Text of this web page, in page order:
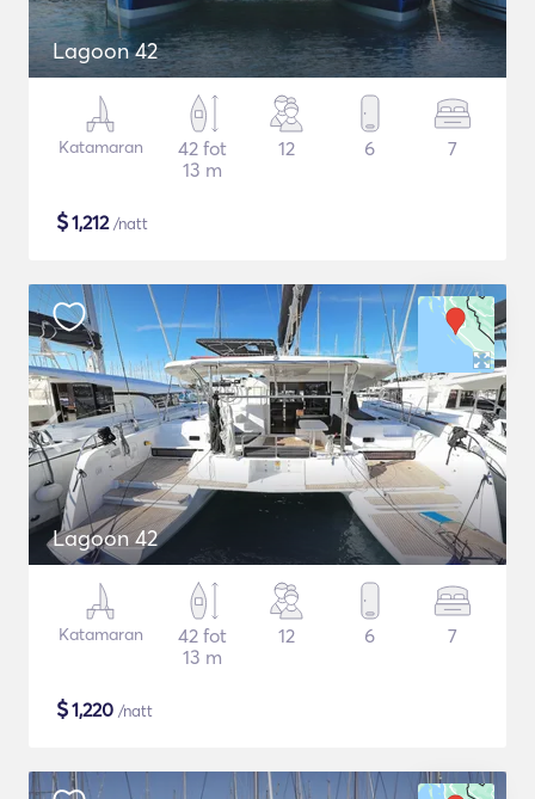
Lagoon 42
Katamaran
42 fot
13 m
12 6 7
$1,212/natt
Lagoon 42
Katamaran
42 fot
13 m
12 6 7
$1,220 /natt